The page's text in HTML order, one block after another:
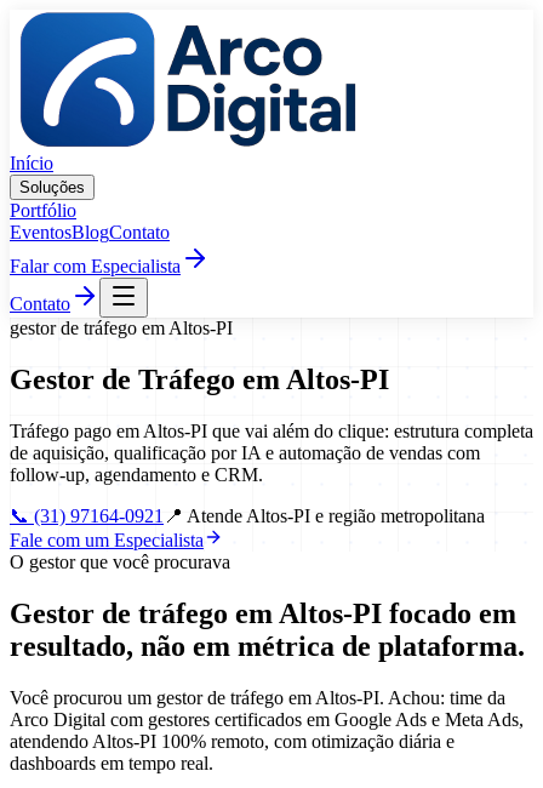
Pular para o conteúdo
Início
Soluções
Portfólio
EventosBlogContato
Falar com Especialista
Contato
gestor de tráfego em Altos-PI
Gestor de Tráfego em Altos-PI
Tráfego pago em Altos-PI que vai além do clique: estrutura completa
de aquisição, qualificação por IA e automação de vendas com
follow-up, agendamento e CRM.
📞 (31) 97164-0921 📍 Atende Altos-PI e região metropolitana
Fale com um Especialista
O gestor que você procurava
Gestor de tráfego em Altos-PI focado em
resultado, não em métrica de plataforma.
Você procurou um gestor de tráfego em Altos-PI. Achou: time da
Arco Digital com gestores certificados em Google Ads e Meta Ads,
atendendo Altos-PI 100% remoto, com otimização diária e
dashboards em tempo real.